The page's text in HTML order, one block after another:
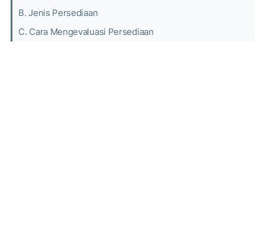
B. Jenis Persediaan
C. Cara Mengevaluasi Persediaan